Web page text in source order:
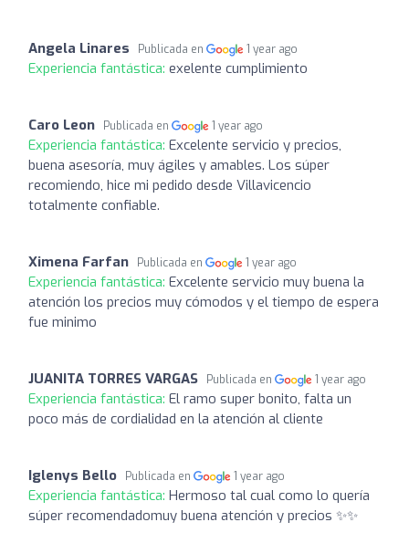
Angela Linares Publicada en 1 year ago
Experiencia fantástica: exelente cumplimiento
Caro Leon Publicada en 1 year ago
Experiencia fantástica: Excelente servicio y precios,
buena asesoría, muy ágiles y amables. Los súper
recomiendo, hice mi pedido desde Villavicencio
totalmente confiable.
Ximena Farfan Publicada en 1 year ago
Experiencia fantástica: Excelente servicio muy buena la
atención los precios muy cómodos y el tiempo de espera
fue minimo
JUANITA TORRES VARGAS Publicada en 1 year ago
Experiencia fantástica: El ramo super bonito, falta un
poco más de cordialidad en la atención al cliente
Iglenys Bello Publicada en 1 year ago
Experiencia fantástica: Hermoso tal cual como lo quería
súper recomendadomuy buena atención y precios ✨✨